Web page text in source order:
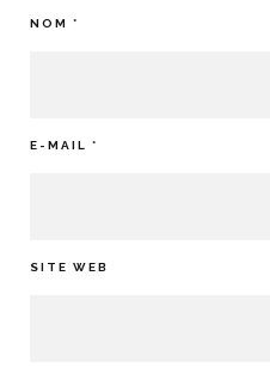
NOM *
E-MAIL *
SITE WEB